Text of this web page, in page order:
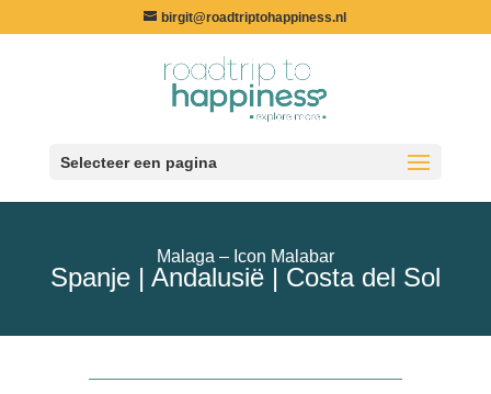
birgit@roadtriptohappiness.nl
Selecteer een pagina
Malaga – Icon Malabar
Spanje | Andalusië | Costa del Sol